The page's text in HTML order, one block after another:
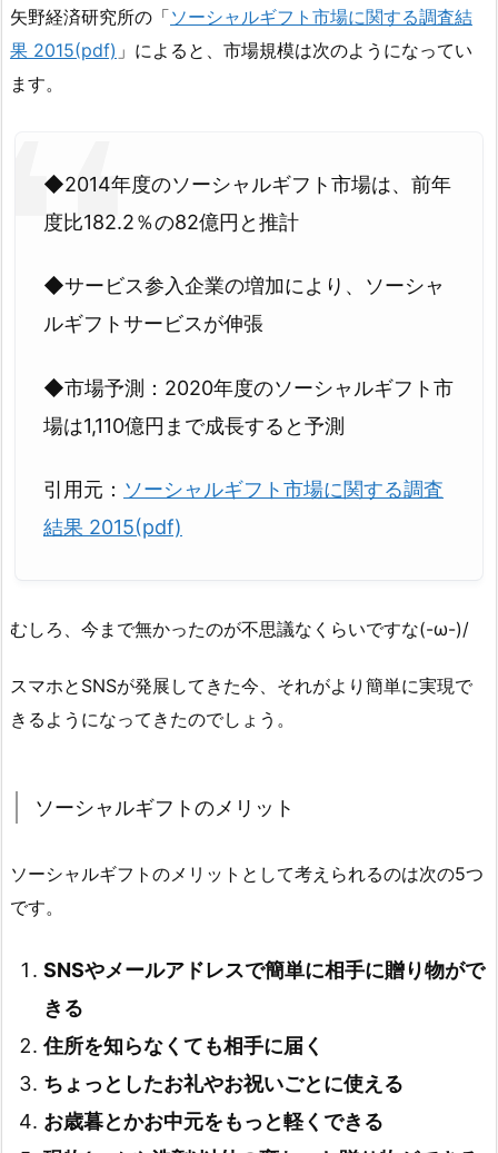
矢野経済研究所の「ソーシャルギフト市場に関する調査結
果 2015(pdf) 」によると、市場規模は次のようになってい
ます。
◆2014年度のソーシャルギフト市場は、前年
度比182.2％の82億円と推計
◆サービス参入企業の増加により、ソーシャ
ルギフトサービスが伸張
◆市場予測：2020年度のソーシャルギフト市
場は1,110億円まで成長すると予測
引用元： ソーシャルギフト市場に関する調査
結果 2015(pdf)
むしろ、今まで無かったのが不思議なくらいですな(-ω-)/
スマホとSNSが発展してきた今、それがより簡単に実現で
きるようになってきたのでしょう。
ソーシャルギフトのメリット
ソーシャルギフトのメリットとして考えられるのは次の5つ
です。
SNSやメールアドレスで簡単に相手に贈り物がで
きる
住所を知らなくても相手に届く
ちょっとしたお礼やお祝いごとに使える
お歳暮とかお中元をもっと軽くできる